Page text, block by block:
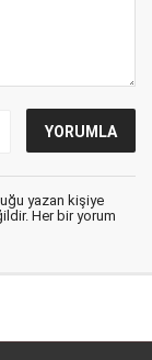
yazan kişiye
Her bir yorum